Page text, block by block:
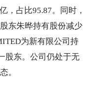
，占比95.87。同时，
东朱晔持有股份减少
为新有限公司持
股东。公司仍处于无
。